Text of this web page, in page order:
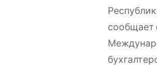
сообщает